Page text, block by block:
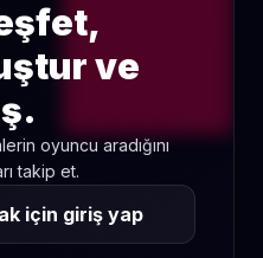
ve
oyuncu aradığını
takip et.
için giriş yap